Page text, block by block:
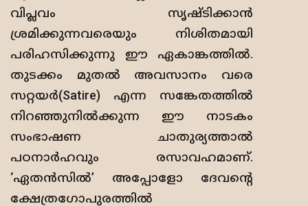
വിപ്ലവം സൃഷ്ടിക്കാൻ
ശ്രമിക്കുന്നവരെയും നിശിതമായി
പരിഹസിക്കുന്നു ഈ ഏകാങ്കത്തിൽ.
തുടക്കം മുതൽ അവസാനം വരെ
സറ്റയർ(Satire) എന്ന സങ്കേതത്തിൽ
നിറഞ്ഞുനിൽക്കുന്ന ഈ നാടകം
സംഭാഷണ ചാതുര്യത്താൽ
പഠനാർഹവും രസാവഹമാണ്.
‘ഏതൻസിൽ’ അപ്പോളോ ദേവന്‍റെ
ക്ഷേത്രഗോപുരത്തിൽ